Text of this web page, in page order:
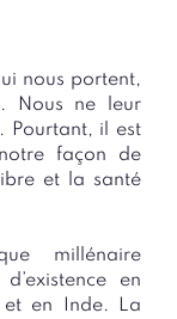
nous portent,
Nous ne leur
Pourtant, il est
façon de
et la santé
millénaire
en
et en Inde. La